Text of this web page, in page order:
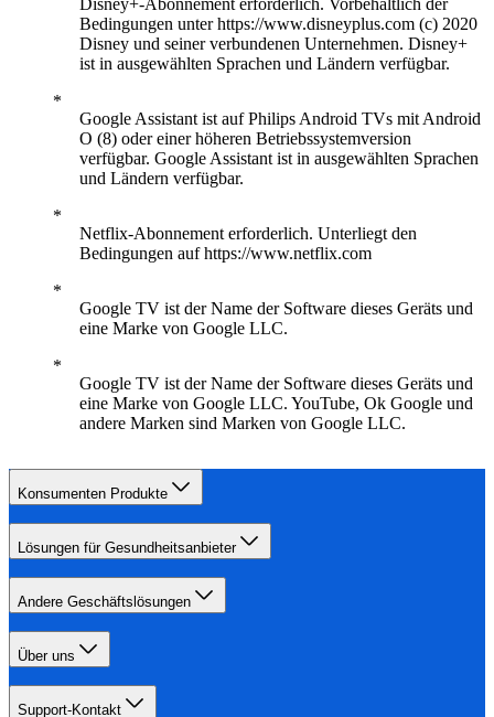
Bedingungen unter https://www.disneyplus.com (c) 2020
Disney und seiner verbundenen Unternehmen. Disney+
ist in ausgewählten Sprachen und Ländern verfügbar.
Google Assistant ist auf Philips Android TVs mit Android
O (8) oder einer höheren Betriebssystemversion
verfügbar. Google Assistant ist in ausgewählten Sprachen
und Ländern verfügbar.
Netflix-Abonnement erforderlich. Unterliegt den
Bedingungen auf https://www.netflix.com
Google TV ist der Name der Software dieses Geräts und
eine Marke von Google LLC.
Google TV ist der Name der Software dieses Geräts und
eine Marke von Google LLC. YouTube, Ok Google und
andere Marken sind Marken von Google LLC.
Konsumenten Produkte
Lösungen für Gesundheitsanbieter
Andere Geschäftslösungen
Über uns
Support-Kontakt